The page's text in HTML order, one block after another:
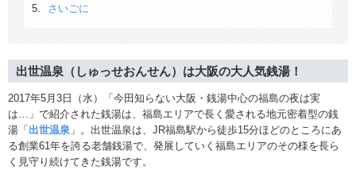
さいごに
出世温泉（しゅっせおんせん）は大阪の大人気銭湯！
2017年5月3日（水）「今田知らない大阪・銭湯中心の福島の夜は実
は…」で紹介された銭湯は、福島エリアで長く愛される地元密着型の銭
湯「出世温泉 」。出世温泉は、JR福島駅から徒歩15分ほどのところにあ
る創業61年を誇る老舗銭湯で、発展していく福島エリアのその様を長ら
く見守り続けてきた銭湯です。